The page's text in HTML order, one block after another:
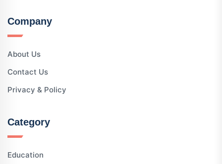
Company
About Us
Contact Us
Privacy & Policy
Category
Education